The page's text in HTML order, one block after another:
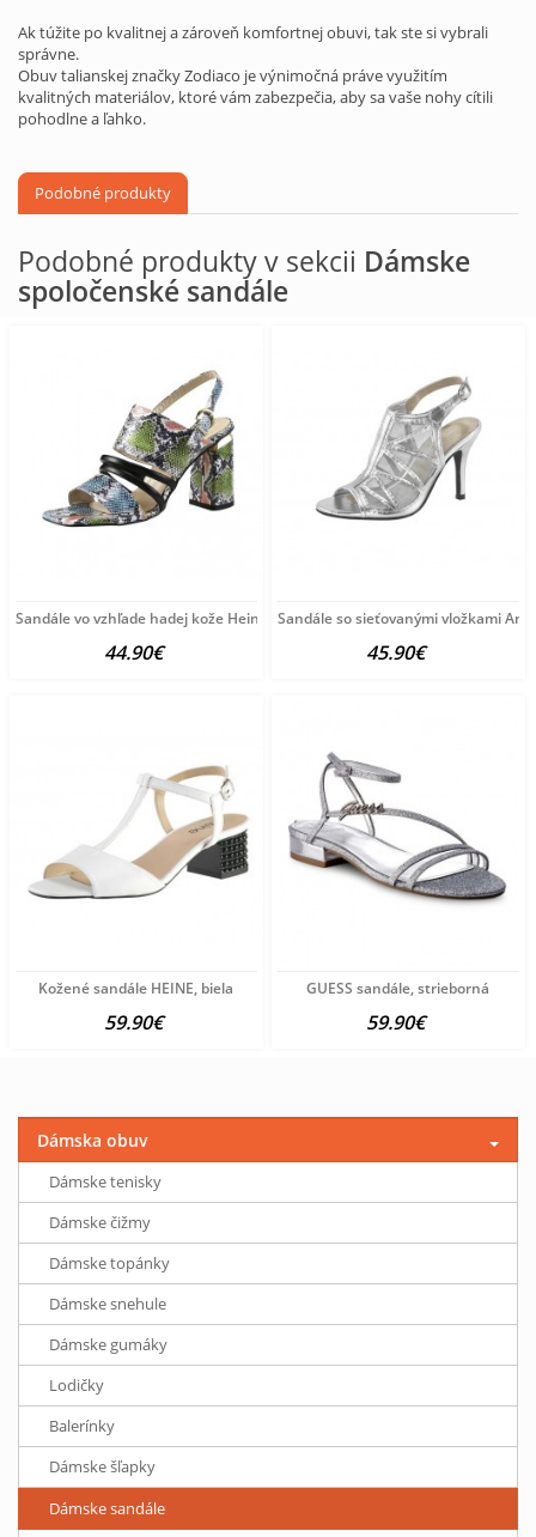
Ak túžite po kvalitnej a zároveň komfortnej obuvi, tak ste si vybrali
správne.
Obuv talianskej značky Zodiaco je výnimočná práve využitím
kvalitných materiálov, ktoré vám zabezpečia, aby sa vaše nohy cítili
pohodlne a ľahko.
Podobné produkty
Podobné produkty v sekcii Dámske
spoločenské sandále
Sandále vo vzhľade hadej kože Heine, farebné
44.90€
Sandále so sieťovanými vložkami
45.90€
Kožené sandále HEINE, biela
59.90€
GUESS sandále, strieborná
59.90€
Dámska obuv
Dámske tenisky
Dámske čižmy
Dámske topánky
Dámske snehule
Dámske gumáky
Lodičky
Balerínky
Dámske šľapky
Dámske sandále